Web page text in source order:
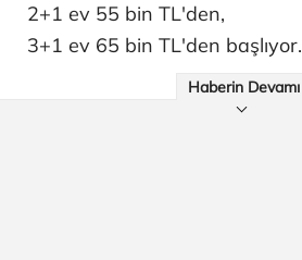
2+1 ev 55 bin TL'den,
3+1 ev 65 bin TL'den başlıyor.
Haberin Devamı